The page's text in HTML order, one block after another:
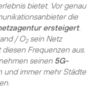
bietet. Vor genau
die
ersteigert.
/ O2sein Netz
Frequenzen aus.
seinen 5G-
immer mehr Städte